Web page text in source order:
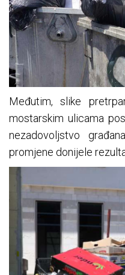
Međutim, slike
mostarskim ulicama
nezadovoljstvo
promjene donijele